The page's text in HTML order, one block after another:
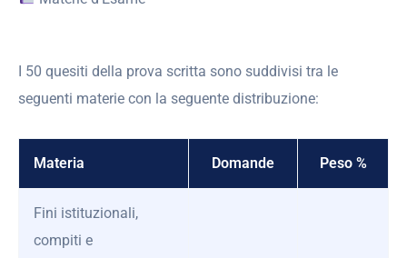
I 50 quesiti della prova scritta sono suddivisi tra le
seguenti materie con la seguente distribuzione:
Materia Domande Peso %
Fini istituzionali,
compiti e